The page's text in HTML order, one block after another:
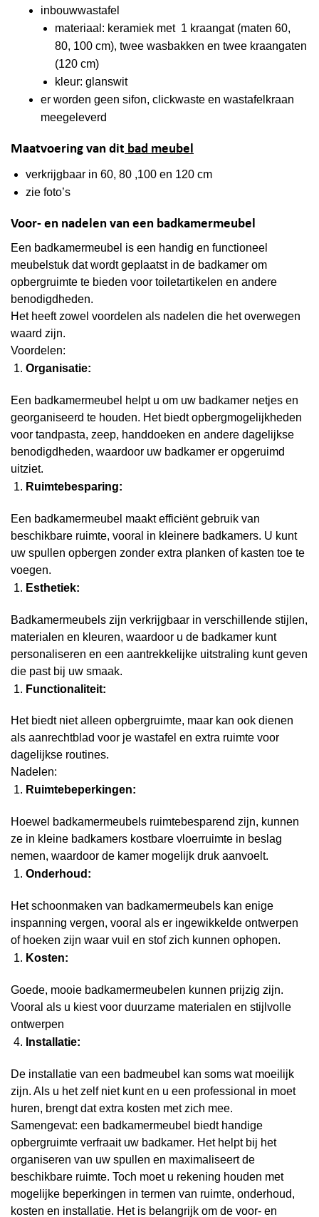
inbouwwastafel
materiaal: keramiek met 1 kraangat (maten 60,
80, 100 cm), twee wasbakken en twee kraangaten
(120 cm)
kleur: glanswit
er worden geen sifon, clickwaste en wastafelkraan
meegeleverd
Maatvoering van dit bad meubel
verkrijgbaar in 60, 80 ,100 en 120 cm
zie foto’s
Voor- en nadelen van een badkamermeubel
Een badkamermeubel is een handig en functioneel
meubelstuk dat wordt geplaatst in de badkamer om
opbergruimte te bieden voor toiletartikelen en andere
benodigdheden.
Het heeft zowel voordelen als nadelen die het overwegen
waard zijn.
Voordelen:
Organisatie:
Een badkamermeubel helpt u om uw badkamer netjes en
georganiseerd te houden. Het biedt opbergmogelijkheden
voor tandpasta, zeep, handdoeken en andere dagelijkse
benodigdheden, waardoor uw badkamer er opgeruimd
uitziet.
Ruimtebesparing:
Een badkamermeubel maakt efficiënt gebruik van
beschikbare ruimte, vooral in kleinere badkamers. U kunt
uw spullen opbergen zonder extra planken of kasten toe te
voegen.
Esthetiek:
Badkamermeubels zijn verkrijgbaar in verschillende stijlen,
materialen en kleuren, waardoor u de badkamer kunt
personaliseren en een aantrekkelijke uitstraling kunt geven
die past bij uw smaak.
Functionaliteit:
Het biedt niet alleen opbergruimte, maar kan ook dienen
als aanrechtblad voor je wastafel en extra ruimte voor
dagelijkse routines.
Nadelen:
Ruimtebeperkingen:
Hoewel badkamermeubels ruimtebesparend zijn, kunnen
ze in kleine badkamers kostbare vloerruimte in beslag
nemen, waardoor de kamer mogelijk druk aanvoelt.
Onderhoud:
Het schoonmaken van badkamermeubels kan enige
inspanning vergen, vooral als er ingewikkelde ontwerpen
of hoeken zijn waar vuil en stof zich kunnen ophopen.
Kosten:
Goede, mooie badkamermeubelen kunnen prijzig zijn.
Vooral als u kiest voor duurzame materialen en stijlvolle
ontwerpen
Installatie:
De installatie van een badmeubel kan soms wat moeilijk
zijn. Als u het zelf niet kunt en u een professional in moet
huren, brengt dat extra kosten met zich mee.
Samengevat: een badkamermeubel biedt handige
opbergruimte verfraait uw badkamer. Het helpt bij het
organiseren van uw spullen en maximaliseert de
beschikbare ruimte. Toch moet u rekening houden met
mogelijke beperkingen in termen van ruimte, onderhoud,
kosten en installatie. Het is belangrijk om de voor- en